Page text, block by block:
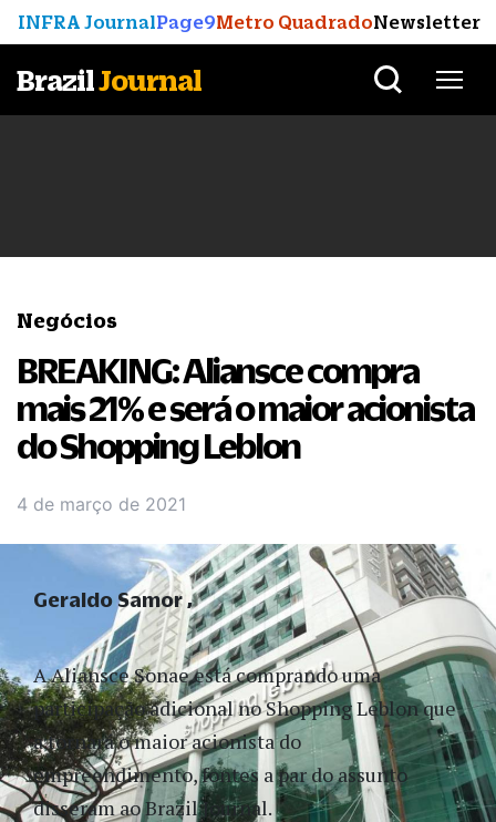
INFRA JournalPage9Metro QuadradoNewsletter
BrazilJournal
Negócios
BREAKING: Aliansce compra
mais 21% e será o maior acionista
do Shopping Leblon
4 de março de 2021
A Aliansce Sonae está comprando uma
participação adicional no Shopping Leblon que
a tornará o maior acionista do
empreendimento, fontes a par do assunto
disseram ao Brazil Journal.
Geraldo Samor